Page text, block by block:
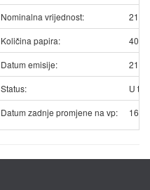
Nominalna vrijednost:
21.50
Količina papira:
Datum emisije:
Status:
U
Datum zadnje promjene na vp: